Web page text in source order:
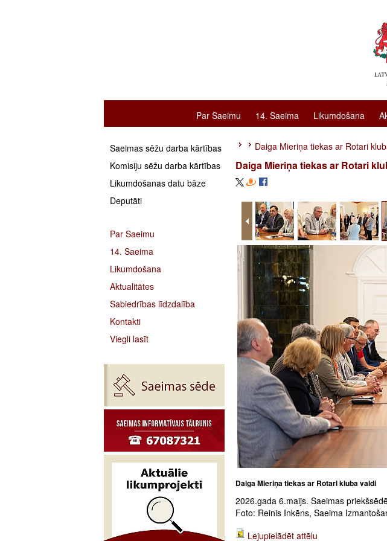
Par Saeimu 14. Saeima Likumdošana
Saeimas sēžu darba kārtības
Komisiju sēžu darba kārtības
Likumdošanas datu bāze
Deputāti
Par Saeimu
14. Saeima
Likumdošana
Aktualitātes
Sabiedrības līdzdalība
Kontakti
Viegli lasīt
Daiga Mieriņa tiekas ar Rotari
Daiga Mieriņa tiekas ar Rotari
Daiga Mieriņa tiekas ar Rotari kluba valdi
2026.gada 6.maijs. Saeimas
Foto: Reinis Inkēns, Saeima
Lejupielādēt attēlu